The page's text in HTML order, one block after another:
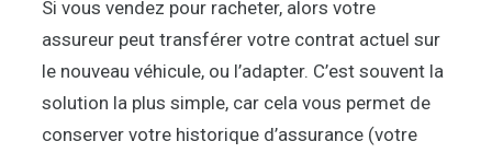
Si vous vendez pour racheter, alors votre
assureur peut transférer votre contrat actuel sur
le nouveau véhicule, ou l’adapter. C’est souvent la
solution la plus simple, car cela vous permet de
conserver votre historique d’assurance (votre